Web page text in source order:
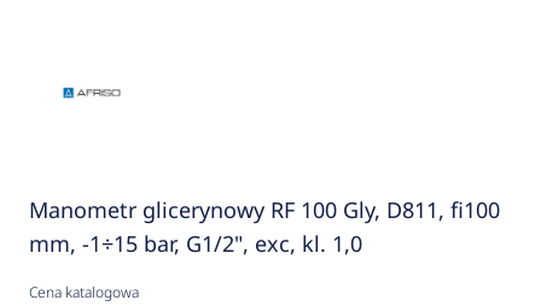
Manometr glicerynowy RF 100 Gly, D811, fi100
mm, -1÷15 bar, G1/2", exc, kl. 1,0
Cena katalogowa